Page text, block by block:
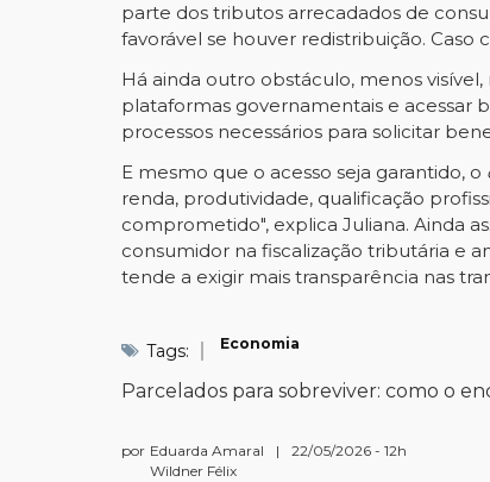
parte dos tributos arrecadados de
favorável se houver redistribuição.
Há ainda outro obstáculo, menos
plataformas governamentais e acessar
processos necessários para solicitar
E mesmo que o acesso seja garantido, o
renda, produtividade, qualificação
comprometido", explica Juliana. Ainda
consumidor na fiscalização tributária e
tende a exigir mais transparência nas
Tags: Economia
Parcelados para sobreviver: como o
por Eduarda Amaral
Wildner Félix
| 22/05/2026 - 12h